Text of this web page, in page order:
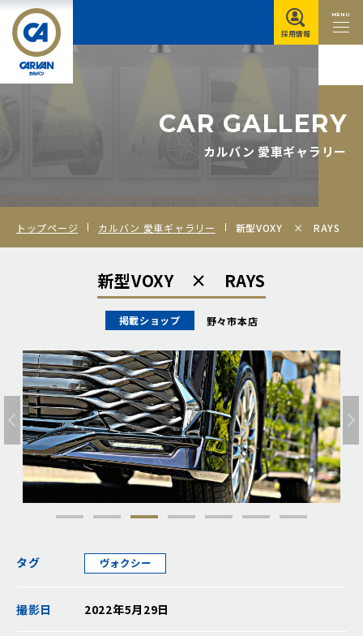
MENU
採用情報
CAR GALLERY
カルバン 愛車ギャラリー
トップページ カルバン 愛車ギャラリー 新型VOXY × RAYS
新型VOXY × RAYS
掲載ショップ 野々市本店
タグ ヴォクシー
撮影日 2022年5月29日